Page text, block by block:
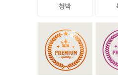
청박